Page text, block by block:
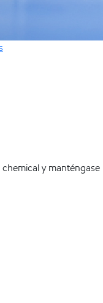
y manténgase